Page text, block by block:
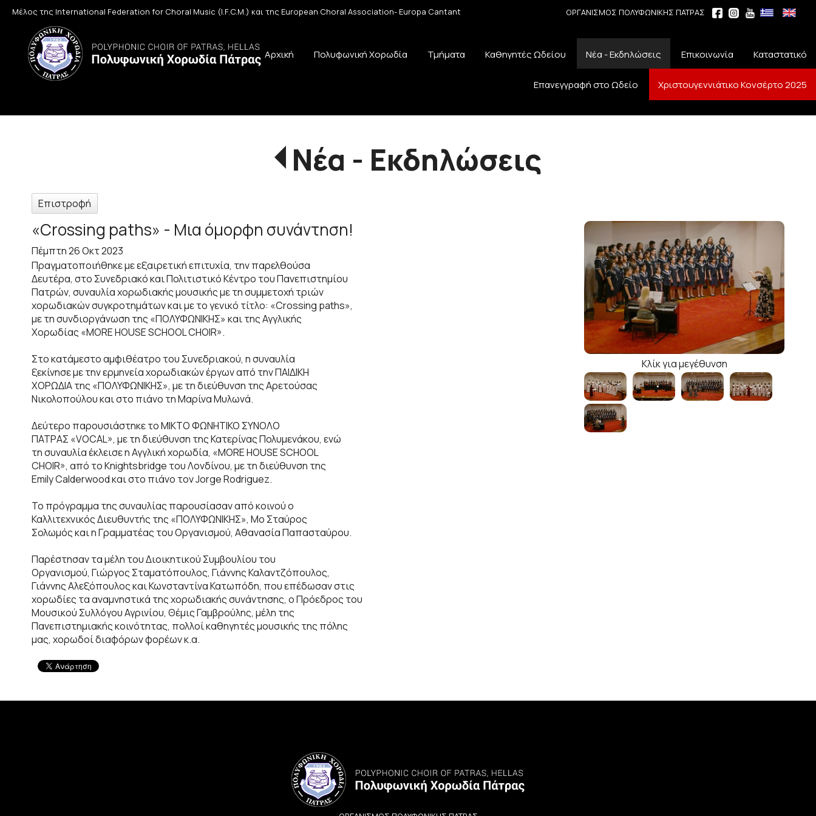
ΟΡΓΑΝΙΣΜΟΣ ΠΟΛΥΦΩΝΙΚΗΣ ΠΑΤΡΑΣ
Μέλος της International Federation for Choral Music (I.F.C.M.) και της European Choral Association- Europa Cantant
Αρχική Πολυφωνική Χορωδία Τμήματα Καθηγητές Ωδείου Νέα - Εκδηλώσεις Επικοινωνία Καταστατικό
Επανεγγραφή στο Ωδείο Χριστουγεννιάτικο Κονσέρτο 2025
Νέα - Εκδηλώσεις
Επιστροφή
Κλίκ για μεγέθυνση
«Crossing paths» - Μια όμορφη συνάντηση!
Πέμπτη 26 Οκτ 2023
Πραγματοποιήθηκε με εξαιρετική επιτυχία, την παρελθούσα
Δευτέρα, στο Συνεδριακό και Πολιτιστικό Κέντρο του Πανεπιστημίου
Πατρών, συναυλία χορωδιακής μουσικής με τη συμμετοχή τριών
χορωδιακών συγκροτημάτων και με το γενικό τίτλο: «Crossing paths»,
με τη συνδιοργάνωση της «ΠΟΛΥΦΩΝΙΚΗΣ» και της Αγγλικής
Χορωδίας «MORE HOUSE SCHOOL CHOIR».
Στο κατάμεστο αμφιθέατρο του Συνεδριακού, η συναυλία
ξεκίνησε με την ερμηνεία χορωδιακών έργων από την ΠΑΙΔΙΚΗ
ΧΟΡΩΔΙΑ της «ΠΟΛΥΦΩΝΙΚΗΣ», με τη διεύθυνση της Αρετούσας
Νικολοπούλου και στο πιάνο τη Μαρίνα Μυλωνά.
Δεύτερο παρουσιάστηκε το ΜΙΚΤΟ ΦΩΝΗΤΙΚΟ ΣΥΝΟΛΟ
ΠΑΤΡΑΣ «VOCAL», με τη διεύθυνση της Κατερίνας Πολυμενάκου, ενώ
τη συναυλία έκλεισε η Αγγλική χορωδία, «MORE HOUSE SCHOOL
CHOIR», από το Knightsbridge του Λονδίνου, με τη διεύθυνση της
Emily Calderwood και στο πιάνο τον Jorge Rodriguez.
Το πρόγραμμα της συναυλίας παρουσίασαν από κοινού ο
Καλλιτεχνικός Διευθυντής της «ΠΟΛΥΦΩΝΙΚΗΣ», Μο Σταύρος
Σολωμός και η Γραμματέας του Οργανισμού, Αθανασία Παπασταύρου.
Παρέστησαν τα μέλη του Διοικητικού Συμβουλίου του
Οργανισμού, Γιώργος Σταματόπουλος, Γιάννης Καλαντζόπουλος,
Γιάννης Αλεξόπουλος και Κωνσταντίνα Κατωπόδη, που επέδωσαν στις
χορωδίες τα αναμνηστικά της χορωδιακής συνάντησης, ο Πρόεδρος του
Μουσικού Συλλόγου Αγρινίου, Θέμις Γαμβρούλης, μέλη της
Πανεπιστημιακής κοινότητας, πολλοί καθηγητές μουσικής της πόλης
μας, χορωδοί διαφόρων φορέων κ.α.